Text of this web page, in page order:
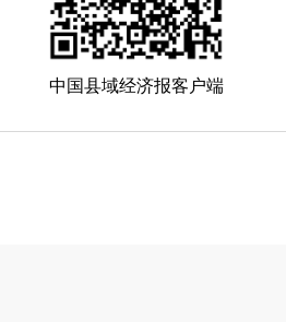
中国县域经济报客户端